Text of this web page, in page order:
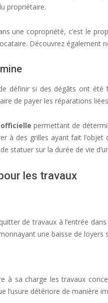
propriétaire.
une copropriété, c’est le
Découvrez également
définir si des dégâts ont été
de payer les réparations
permettant de
à des grilles ayant fait
statuer sur la durée de vie
les travaux
de travaux à l’entrée
une baisse de loyers
à sa charge les travaux
l’usure détériore de manière